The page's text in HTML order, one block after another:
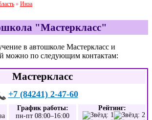
» Инза
"Мастеркласс"
в автошколе Мастеркласс и
можно по следующим контактам:
Мастеркласс
+7 (84241) 2-47-60
График работы:
пн-пт 08:00–16:00
Рейтинг: